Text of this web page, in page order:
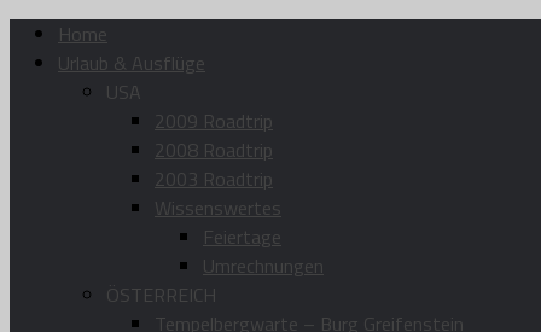
Home
Urlaub & Ausflüge
USA
2009 Roadtrip
2008 Roadtrip
2003 Roadtrip
Wissenswertes
Feiertage
Umrechnungen
ÖSTERREICH
Tempelbergwarte – Burg Greifenstein